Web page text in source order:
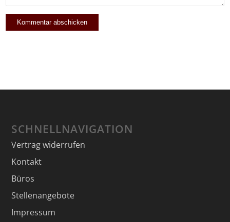
SCHNELLNAVIGATION
Vertrag widerrufen
Kontakt
Büros
Stellenangebote
Impressum